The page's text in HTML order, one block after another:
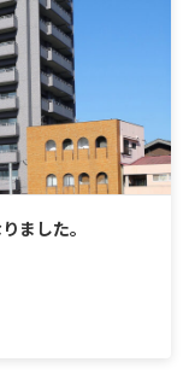
ました。